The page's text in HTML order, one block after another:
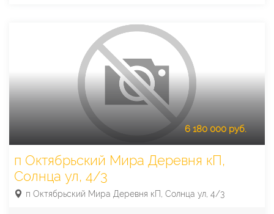
6 180 000 руб.
п Октябрьский Мира Деревня кП,
Солнца ул, 4/3
п Октябрьский Мира Деревня кП, Солнца ул, 4/3